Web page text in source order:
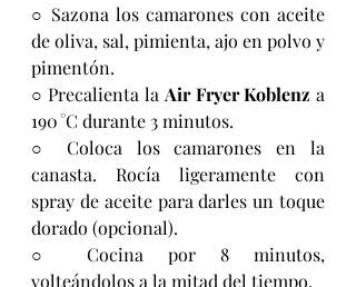
○ Sazona los camarones con aceite
de oliva, sal, pimienta, ajo en polvo y
pimentón.
○ Precalienta la Air Fryer Koblenz a
190 °C durante 3 minutos.
○ Coloca los camarones en la
canasta. Rocía ligeramente con
spray de aceite para darles un toque
dorado (opcional).
○ Cocina por 8 minutos,
volteándolos a la mitad del tiempo.